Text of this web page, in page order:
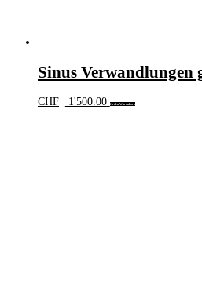
Sinus
CHF 1'500.00 In den Warenkorb